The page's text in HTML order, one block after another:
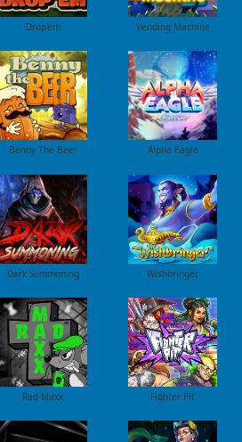
Drop'em Vending Machine
Benny The Beer Alpha Eagle
Dark Summoning Wishbringer
Rad Maxx Fighter Pit